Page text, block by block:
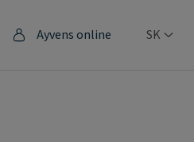
Ayvens online SK